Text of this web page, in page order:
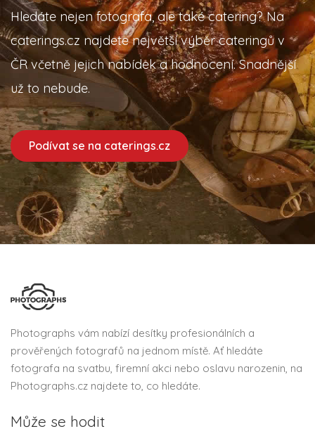
Hledáte nejen fotografa, ale také catering? Na
caterings.cz najdete největší výběr cateringů v
ČR včetně jejich nabídek a hodnocení. Snadnější
už to nebude.
Podívat se na caterings.cz
Photographs vám nabízí desítky profesionálních a
prověřených fotografů na jednom místě. Ať hledáte
fotografa na svatbu, firemní akci nebo oslavu narozenin, na
Photographs.cz najdete to, co hledáte.
Může se hodit